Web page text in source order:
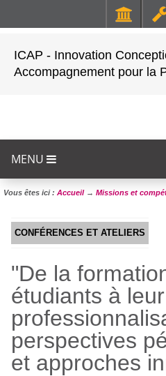
ICAP - Innovation
Accompagnement pour la
MENU
Vous êtes ici : Accueil→ Missions et
CONFÉRENCES ET ATELIERS
"De la
étudiants à leur
perspectives
et approches